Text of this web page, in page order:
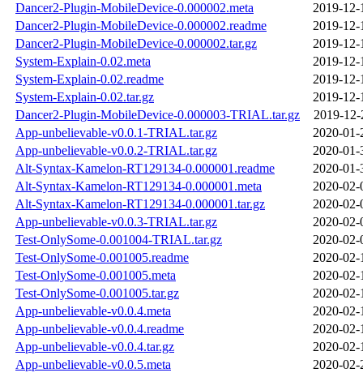
Dancer2-Plugin-MobileDevice-0.000002.meta
2019-12-
Dancer2-Plugin-MobileDevice-0.000002.readme
2019-12-
Dancer2-Plugin-MobileDevice-0.000002.tar.gz
2019-12-
System-Explain-0.02.meta
2019-12-
System-Explain-0.02.readme
2019-12-
System-Explain-0.02.tar.gz
2019-12-
Dancer2-Plugin-MobileDevice-0.000003-TRIAL.tar.gz
2019-
App-unbelievable-v0.0.1-TRIAL.tar.gz
2020-01-
App-unbelievable-v0.0.2-TRIAL.tar.gz
2020-01-
Alt-Syntax-Kamelon-RT129134-0.000001.readme
2020-01-
Alt-Syntax-Kamelon-RT129134-0.000001.meta
2020-02-
Alt-Syntax-Kamelon-RT129134-0.000001.tar.gz
2020-02-
App-unbelievable-v0.0.3-TRIAL.tar.gz
2020-02-
Test-OnlySome-0.001004-TRIAL.tar.gz
2020-02-
Test-OnlySome-0.001005.readme
2020-02-
Test-OnlySome-0.001005.meta
2020-02-
Test-OnlySome-0.001005.tar.gz
2020-02-
App-unbelievable-v0.0.4.meta
2020-02-
App-unbelievable-v0.0.4.readme
2020-02-
App-unbelievable-v0.0.4.tar.gz
2020-02-
App-unbelievable-v0.0.5.meta
2020-02-